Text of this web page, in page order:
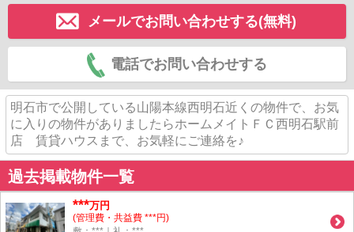
メールでお問い合わせする(無料)
電話でお問い合わせする
明石市で公開している山陽本線西明石近くの物件で、お気
に入りの物件がありましたらホームメイトＦＣ西明石駅前
店 賃貸ハウスまで、お気軽にご連絡を♪
過去掲載物件一覧
***万円
(管理費・共益費 ***円)